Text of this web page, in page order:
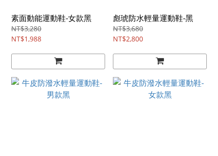
素面動能運動鞋-女款黑
NT$3,280
NT$1,988
彪琥防水輕量運動鞋-黑
NT$3,680
NT$2,800